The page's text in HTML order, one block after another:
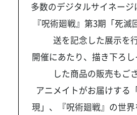
多数のデジタルサイネージ
『呪術廻戦』第3期「死滅
送を記念した展示を
開催にあたり、描き下ろ
した商品の販売もご
アニメイトがお届けする
現」、『呪術廻戦』の世